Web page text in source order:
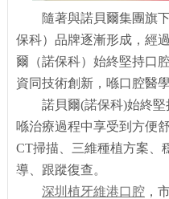
隨著與諾貝爾集團旗
保科）品牌逐漸形成，經
爾（諾保科）始終堅持口
資同技術創新，喺口腔醫
諾貝爾(諾保科)始終
喺治療過程中享受到方便
CT掃描、三維種植方案、
導、跟蹤復查。
深圳植牙維港口腔，